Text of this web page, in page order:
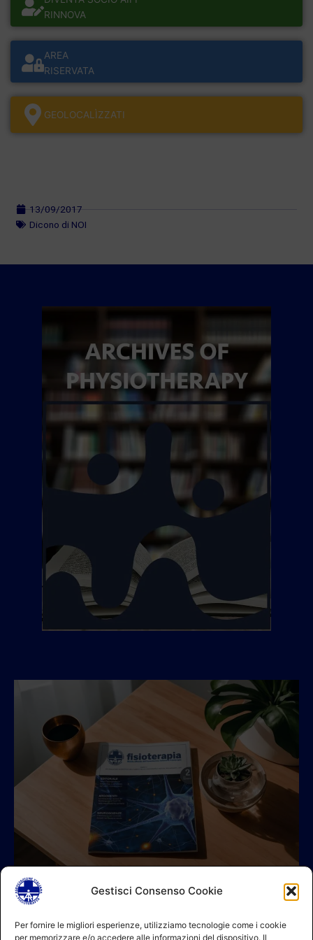
Gestisci Consenso Cookie
Per fornire le migliori esperienze, utilizziamo tecnologie come i cookie
per memorizzare e/o accedere alle informazioni del dispositivo. Il
RINNOVA
AREA
RISERVATA
GEOLOCALÌZZATI
13/09/2017
Dicono di NOI